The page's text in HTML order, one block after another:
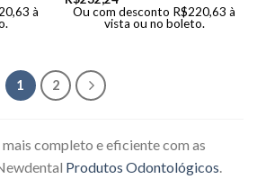
à
Ou com desconto R$220,63 à
vista ou no boleto.
1 2
completo e eficiente com as
Produtos Odontológicos